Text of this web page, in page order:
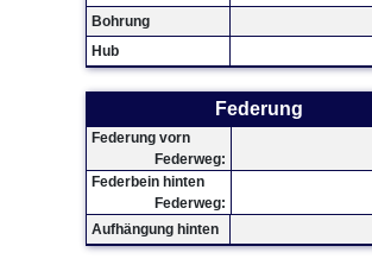
Bohrung
Hub
Federung
Federung vorn
Federweg:
Federbein hinten
Federweg:
Aufhängung hinten